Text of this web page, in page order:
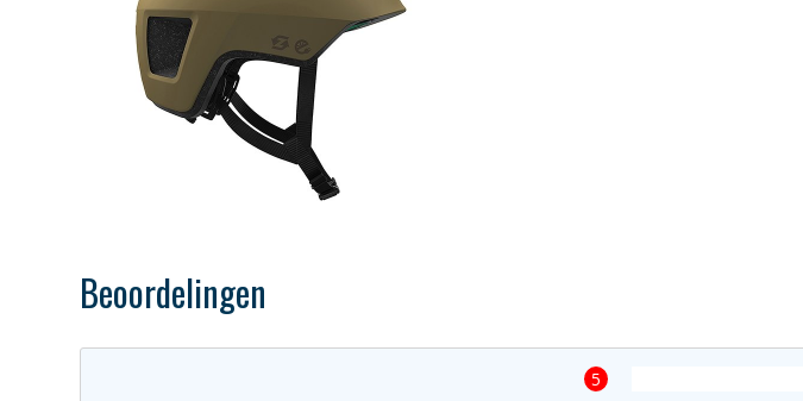
Beoordelingen
5